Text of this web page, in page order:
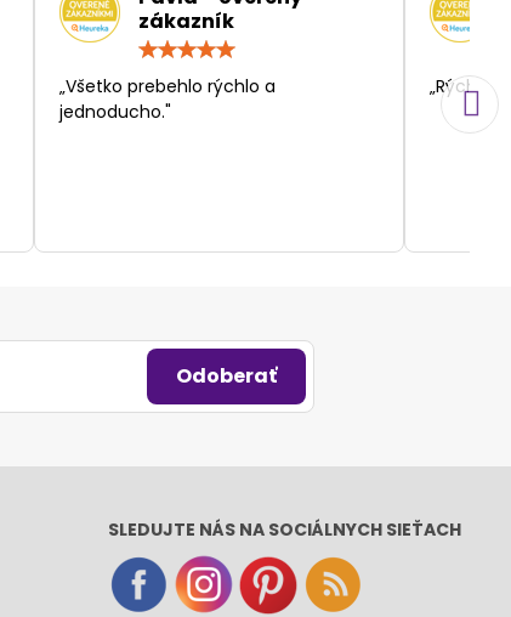
zákazník
„Všetko prebehlo rýchlo a
jednoducho."
Odoberať
SLEDUJTE NÁS NA SOCIÁLNYCH SIEŤACH